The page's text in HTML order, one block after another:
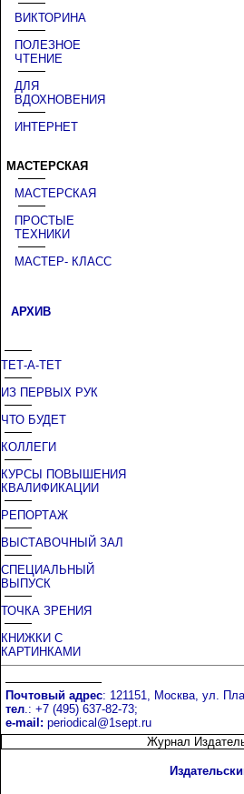
ВИКТОРИНА
ПОЛЕЗНОЕ
ЧТЕНИЕ
ДЛЯ
ВДОХНОВЕНИЯ
ИНТЕРНЕТ
МАСТЕРСКАЯ
МАСТЕРСКАЯ
ПРОСТЫЕ
ТЕХНИКИ
МАСТЕР- КЛАСС
АРХИВ
ТЕТ-А-ТЕТ
ИЗ ПЕРВЫХ РУК
ЧТО БУДЕТ
КОЛЛЕГИ
КУРСЫ ПОВЫШЕНИЯ
КВАЛИФИКАЦИИ
РЕПОРТАЖ
ВЫСТАВОЧНЫЙ ЗАЛ
СПЕЦИАЛЬНЫЙ
ВЫПУСК
ТОЧКА ЗРЕНИЯ
КНИЖКИ С
КАРТИНКАМИ
Почтовый адрес: 121151, Москва, ул.
тел.: +7 (495) 637-82-73;
e-mail: periodical@1sept.ru
Журнал